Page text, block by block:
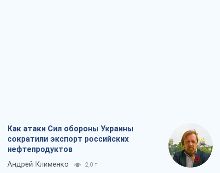
Как атаки Сил обороны Украины
сократили экспорт российских
нефтепродуктов
Андрей Клименко 2,0 т.